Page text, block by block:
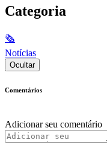
Categoria
🗞
Notícias
Ocultar
Comentários
Adicionar seu comentário